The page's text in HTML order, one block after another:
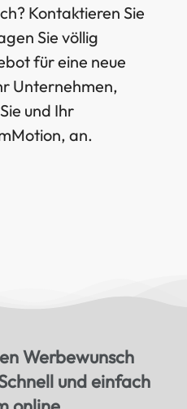
Kontaktieren Sie
Sie völlig
für eine neue
Unternehmen,
und Ihr
an.
Werbewunsch
und einfach